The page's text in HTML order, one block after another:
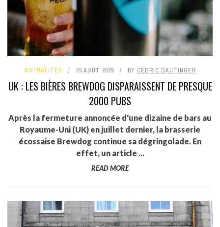
ACTUALITÉS 20 AOÛT 2025 BY CÉDRIC DAUTINGER
UK : LES BIÈRES BREWDOG DISPARAISSENT DE PRESQUE
2000 PUBS
Après la fermeture annoncée d'une dizaine de bars au
Royaume-Uni (UK) en juillet dernier, la brasserie
écossaise Brewdog continue sa dégringolade. En
effet, un article ...
READ MORE